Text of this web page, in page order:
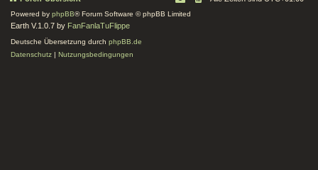
Powered by phpBB® Forum Software © phpBB Limited
Earth V.1.0.7 by FanFanlaTuFlippe
Deutsche Übersetzung durch phpBB.de
Datenschutz | Nutzungsbedingungen